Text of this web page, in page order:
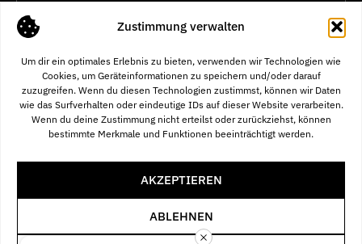
Zustimmung verwalten
Um dir ein optimales Erlebnis zu bieten, verwenden wir Technologien wie
Cookies, um Geräteinformationen zu speichern und/oder darauf
zuzugreifen. Wenn du diesen Technologien zustimmst, können wir Daten
wie das Surfverhalten oder eindeutige IDs auf dieser Website verarbeiten.
Wenn du deine Zustimmung nicht erteilst oder zurückziehst, können
bestimmte Merkmale und Funktionen beeinträchtigt werden.
AKZEPTIEREN
ABLEHNEN
Offizielles Zeichen für öffentlich bestellte und
vereidigte Sachverständige